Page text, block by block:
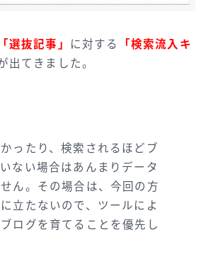
「選抜記事」 に対する
「検索流入キ
出てきました。
ったり、検索されるほどブ
ない場合はあんまりデータ
ん。その場合は、今回の方
立たないので、ツールによ
ログを育てることを優先し